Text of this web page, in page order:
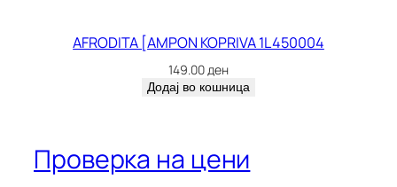
AFRODITA [AMPON KOPRIVA 1L 450004
149.00ден
Додај во кошница
Проверка на цени